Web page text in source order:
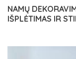
NAMŲ
IŠPLĖTIMAS IR